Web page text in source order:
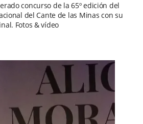
concurso de la 65º edición del
del Cante de las Minas con su
Fotos & vídeo